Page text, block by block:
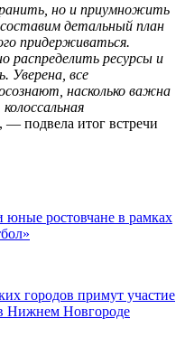
но и приумножить
детальный план
придерживаться.
распределить ресурсы и
Уверена, все
насколько важна
, — подвела итог встречи
юные ростовчане в рамках
городов примут участие
Нижнем Новгороде